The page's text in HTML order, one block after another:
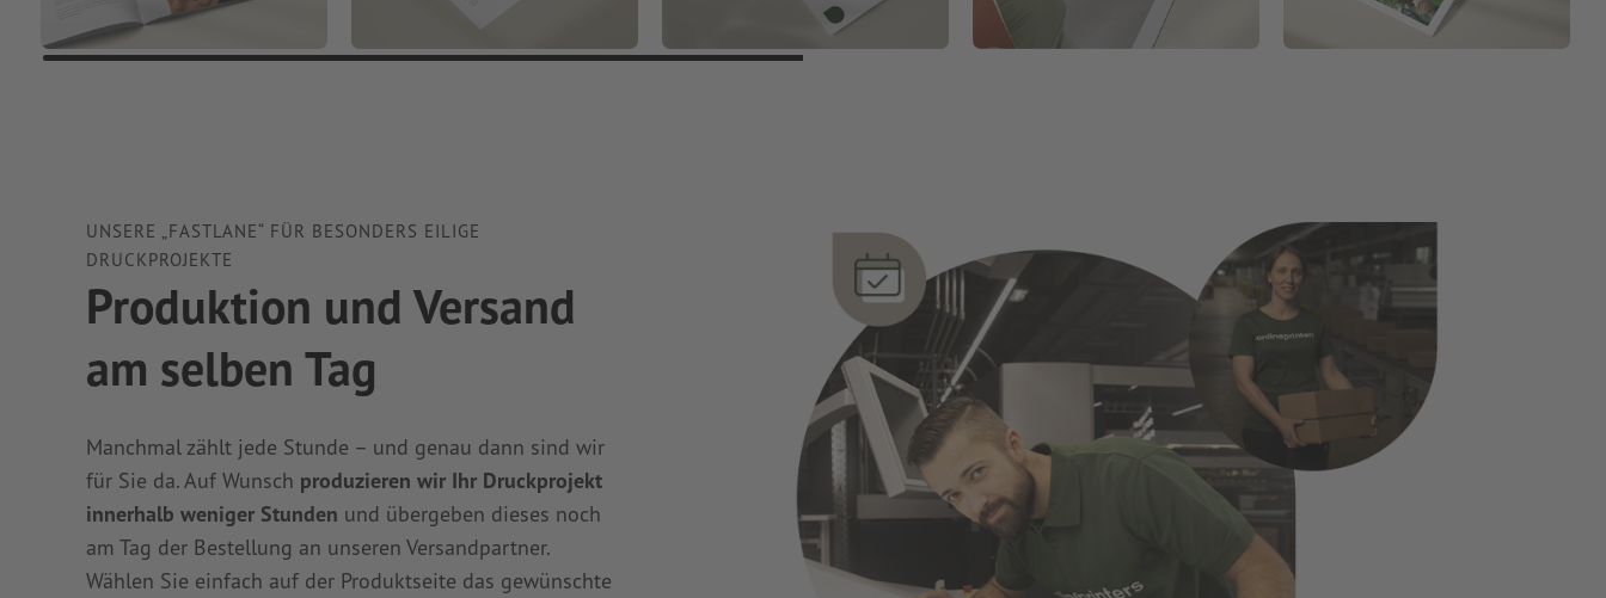
UNSERE „FASTLANE“ FÜR BESONDERS EILIGE
DRUCKPROJEKTE
Produktion und Versand
am selben Tag
Manchmal zählt jede Stunde – und genau dann sind wir
für Sie da. Auf Wunsch produzieren wir Ihr Druckprojekt
innerhalb weniger Stunden und übergeben dieses noch
am Tag der Bestellung an unseren Versandpartner.
Wählen Sie einfach auf der Produktseite das gewünschte